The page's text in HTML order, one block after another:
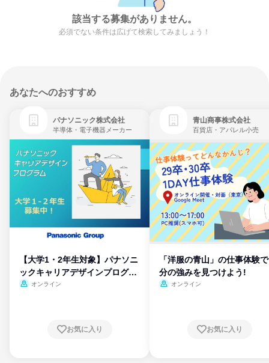
該当する募集がありません。
必須でない条件は広げて検索してみましょう！
あなたへのおすすめ
パナソニック株式会社
半導体・電子機器メーカー
【大学1・2年生対象】パナソニ
ックキャリアデザインプログラ
ム
オンライン
お気に入り
青山商事株式会社
百貨店・アパレル小売
「洋服の青山」の仕事体験
分の強みを見つけよう!
オンライン
お気に入り